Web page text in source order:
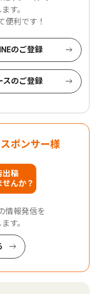
す。
便利です！
のご登録
スのご登録
ポンサー様
出稿
せんか？
情報発信を
す。